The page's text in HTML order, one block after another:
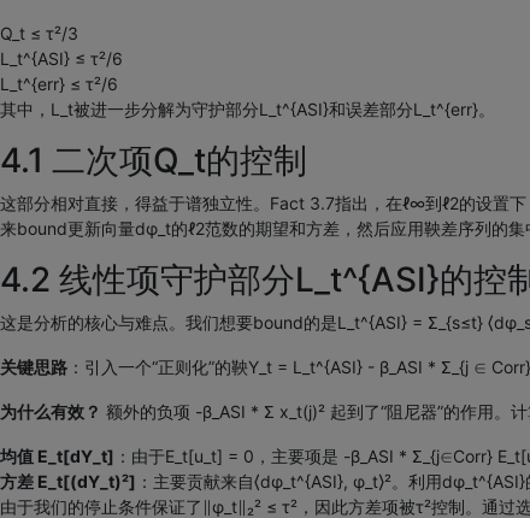
Q_t ≤ τ²/3
L_t^{ASI} ≤ τ²/6
L_t^{err} ≤ τ²/6
其中，L_t被进一步分解为守护部分L_t^{ASI}和误差部分L_t^{err}。
4.1 二次项Q_t的控制
这部分相对直接，得益于谱独立性。Fact 3.7指出，在ℓ∞到ℓ2的设置
来bound更新向量dφ_t的ℓ2范数的期望和方差，然后应用鞅差序列的集
4.2 线性项守护部分L_t^{ASI}的控
这是分析的核心与难点。我们想要bound的是L_t^{ASI} = Σ_{s≤t}
关键思路 ：引入一个“正则化”的鞅Y_t = L_t^{ASI} - β_ASI * Σ_{j ∈
为什么有效？ 额外的负项 -β_ASI * Σ x_t(j)² 起到了“阻尼器”的作用。
均值 E_t[dY_t] ：由于E_t[u_t] = 0，主要项是 -β_ASI * Σ_{j∈Corr}
方差 E_t[(dY_t)²] ：主要贡献来自⟨dφ_t^{ASI}, φ_t⟩²。利用
由于我们的停止条件保证了∥φ_t∥₂² ≤ τ²，因此方差项被τ²控制。通